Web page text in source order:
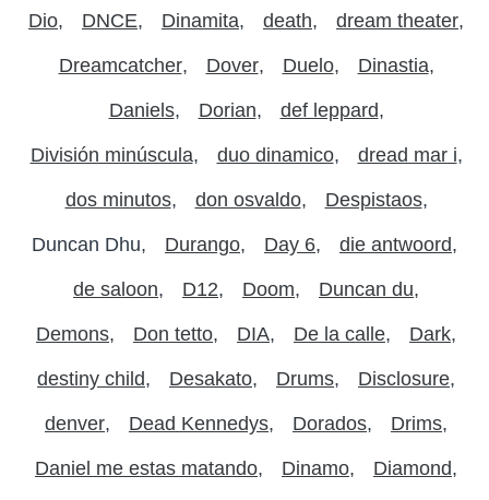
Dio DNCE Dinamita death dream theater
Dreamcatcher Dover Duelo Dinastia
Daniels Dorian def leppard
División minúscula duo dinamico dread mar i
dos minutos don osvaldo Despistaos
Duncan Dhu Durango Day 6 die antwoord
de saloon D12 Doom Duncan du
Demons Don tetto DIA De la calle Dark
destiny child Desakato Drums Disclosure
denver Dead Kennedys Dorados Drims
Daniel me estas matando Dinamo Diamond